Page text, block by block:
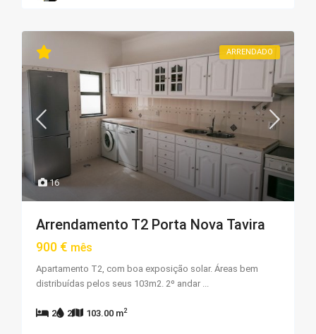
16
ARRENDADO
Arrendamento T2 Porta Nova Tavira
900 € mês
Apartamento T2, com boa exposição solar. Áreas bem
distribuídas pelos seus 103m2. 2º andar ...
2 2 103.00 m2